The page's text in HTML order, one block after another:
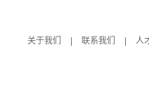
关于我们
联系我们 人